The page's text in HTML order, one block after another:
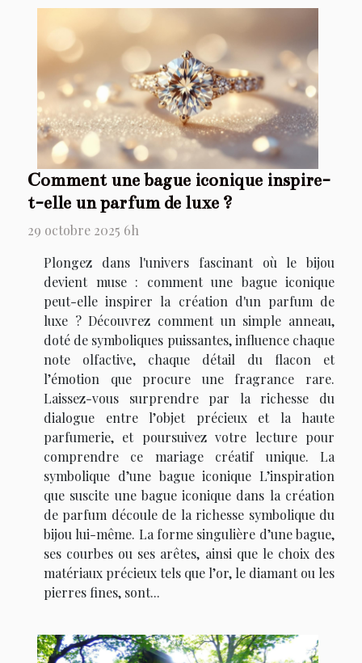
Comment une bague iconique inspire-
t-elle un parfum de luxe ?
29 octobre 2025 6h
Plongez dans l'univers fascinant où le bijou
devient muse : comment une bague iconique
peut-elle inspirer la création d'un parfum de
luxe ? Découvrez comment un simple anneau,
doté de symboliques puissantes, influence chaque
note olfactive, chaque détail du flacon et
l’émotion que procure une fragrance rare.
Laissez-vous surprendre par la richesse du
dialogue entre l’objet précieux et la haute
parfumerie, et poursuivez votre lecture pour
comprendre ce mariage créatif unique. La
symbolique d’une bague iconique L’inspiration
que suscite une bague iconique dans la création
de parfum découle de la richesse symbolique du
bijou lui-même. La forme singulière d’une bague,
ses courbes ou ses arêtes, ainsi que le choix des
matériaux précieux tels que l’or, le diamant ou les
pierres fines, sont...